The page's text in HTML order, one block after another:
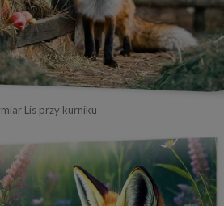
Lis przy kurniku